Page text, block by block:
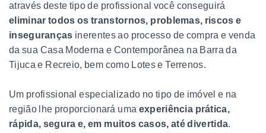
através deste tipo de profissional você conseguirá
eliminar todos os transtornos, problemas, riscos e
inseguranças inerentes ao processo de compra e venda
da sua Casa Moderna e Contemporânea na Barra da
Tijuca e Recreio, bem como Lotes e Terrenos.
Um profissional especializado no tipo de imóvel e na
região lhe proporcionará uma experiência prática,
rápida, segura e, em muitos casos, até divertida.